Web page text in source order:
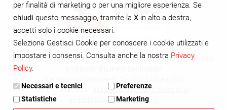
BIBLIOTECA CIVICA "NICOLÒ E PAOLA FRANCONE" - ARCHIVIO
tel. 0119428400 -
biblioteca@comune.chieri.to.it
archivio@comune.chieri.to.it
per finalità di marketing o per una migliore esperienza. Se
chiudi questo messaggio, tramite la Xin alto a destra,
accetti solo i cookie necessari.
Seleziona Gestisci Cookie per conoscere i cookie utilizzati e
impostare i consensi. Consulta anche la nostra Privacy
Policy.
Necessari e tecnici
Preferenze
Statistiche
Marketing